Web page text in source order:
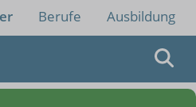
Berufe Ausbildung